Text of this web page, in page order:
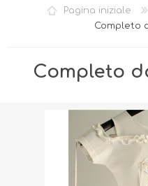
LISTA DEI DESIDERI
Pagina iniziale
Completo
Completo